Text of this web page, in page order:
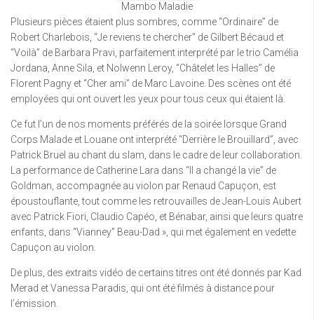
Mambo Maladie
Plusieurs pièces étaient plus sombres, comme “Ordinaire” de
Robert Charlebois, “Je reviens te chercher” de Gilbert Bécaud et
“Voilà” de Barbara Pravi, parfaitement interprété par le trio Camélia
Jordana, Anne Sila, et Nolwenn Leroy, “Châtelet les Halles” de
Florent Pagny et “Cher ami” de Marc Lavoine. Des scènes ont été
employées qui ont ouvert les yeux pour tous ceux qui étaient là.
Ce fut l’un de nos moments préférés de la soirée lorsque Grand
Corps Malade et Louane ont interprété “Derrière le Brouillard”, avec
Patrick Bruel au chant du slam, dans le cadre de leur collaboration.
La performance de Catherine Lara dans “Il a changé la vie” de
Goldman, accompagnée au violon par Renaud Capuçon, est
époustouflante, tout comme les retrouvailles de Jean-Louis Aubert
avec Patrick Fiori, Claudio Capéo, et Bénabar, ainsi que leurs quatre
enfants, dans “Vianney” Beau-Dad », qui met également en vedette
Capuçon au violon.
De plus, des extraits vidéo de certains titres ont été donnés par Kad
Merad et Vanessa Paradis, qui ont été filmés à distance pour
l’émission.